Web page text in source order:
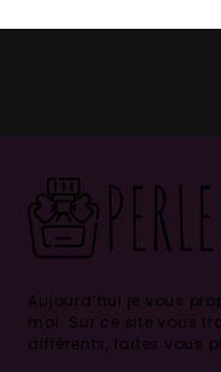
Aujourd’hui je vous
moi. Sur ce site vous
différents, faites vous